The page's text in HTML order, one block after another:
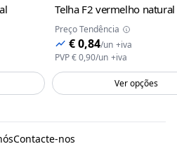
Telha F2 vermelho natural
Preço Tendência
€ 0,84/un +iva
PVP€ 0,90/un +iva
Ver opções
Contacte-nos